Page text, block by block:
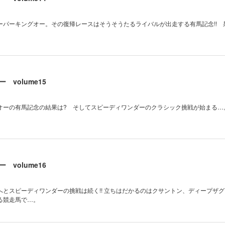
パーキングオー。その復帰レースはそうそうたるライバルが出走する有馬記念!!
ー volume15
ーの有馬記念の結果は? そしてスピーディワンダーのクラシック挑戦が始まる…
ー volume16
とスピーディワンダーの挑戦は続く!! 立ちはだかるのはクサントン、ディープザ
走馬で…。